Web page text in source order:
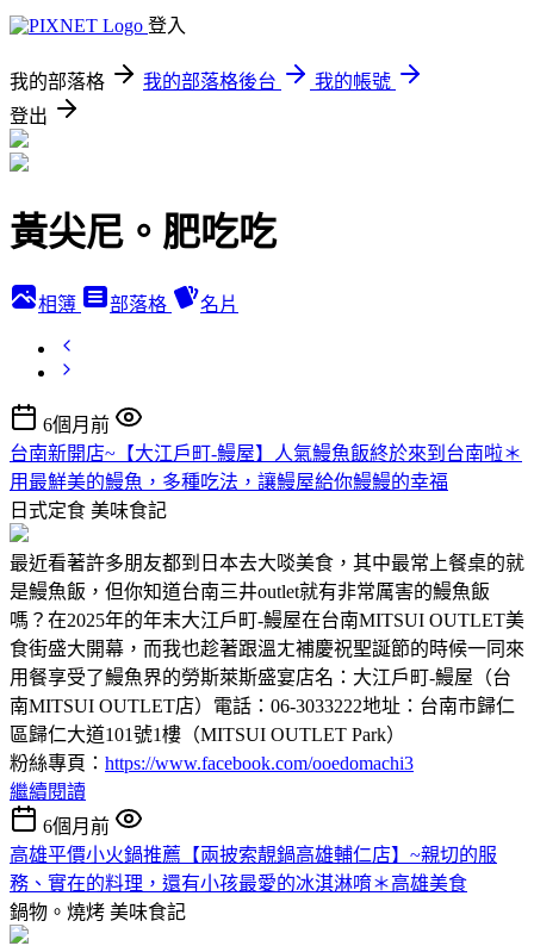
登入
我的部落格 我的部落格後台
我的帳號
登出
黃尖尼。肥吃吃
相簿 部落格 名片
6個月前
台南新開店~【大江戶町-鰻屋】人氣鰻魚飯終於來到台南啦＊
用最鮮美的鰻魚，多種吃法，讓鰻屋給你鰻鰻的幸福
日式定食 美味食記
最近看著許多朋友都到日本去大啖美食，其中最常上餐桌的就
是鰻魚飯，但你知道台南三井outlet就有非常厲害的鰻魚飯
嗎？在2025年的年末大江戶町-鰻屋在台南MITSUI OUTLET美
食街盛大開幕，而我也趁著跟溫ㄤ補慶祝聖誕節的時候一同來
用餐享受了鰻魚界的勞斯萊斯盛宴店名：大江戶町-鰻屋（台
南MITSUI OUTLET店）電話：06-3033222地址：台南市歸仁
區歸仁大道101號1樓（MITSUI OUTLET Park）
粉絲專頁： https://www.facebook.com/ooedomachi3
繼續閱讀
6個月前
高雄平價小火鍋推薦【兩披索靚鍋高雄輔仁店】~親切的服
務、實在的料理，還有小孩最愛的冰淇淋唷＊高雄美食
鍋物。燒烤 美味食記